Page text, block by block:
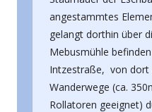
angestammtes
gelangt dorthin über
Mebusmühle
Intzestraße, von dort
Wanderwege (ca.
Rollatoren geeignet)